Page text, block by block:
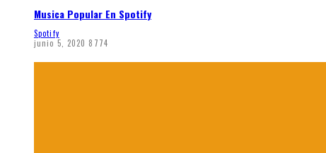
Musica Popular En Spotify
Spotify
junio 5, 2020 8774